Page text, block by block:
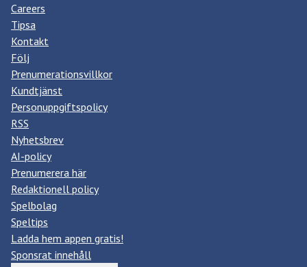
Careers
Tipsa
Kontakt
Följ
Prenumerationsvillkor
Kundtjänst
Personuppgiftspolicy
RSS
Nyhetsbrev
AI-policy
Prenumerera här
Redaktionell policy
Spelbolag
Speltips
Ladda hem appen gratis!
Sponsrat innehåll